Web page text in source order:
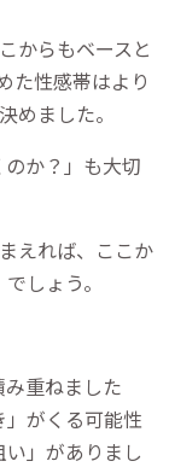
からもベースと
た性感帯はより
めました。
か？」も大切
えれば、ここか
しょう。
重ねました
がくる可能性
」がありまし